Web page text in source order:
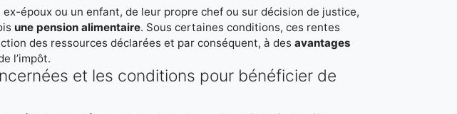
époux ou un enfant, de leur propre chef ou sur décision de justice,
une pension alimentaire. Sous certaines conditions, ces rentes
des ressources déclarées et par conséquent, à des avantages
l’impôt.
et les conditions pour bénéficier de